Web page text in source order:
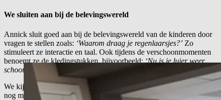
We sluiten aan bij de belevingswereld
Annick sluit goed aan bij de belevingswereld van de kinderen door
vragen te stellen zoals: ‘Waarom draag je regenlaarsjes?’ Zo
stimuleert ze interactie en taal. Ook tijdens de verschoonmomenten
benoemt ze de kledingstukken, bijvoorbeeld:‘Nu is je luier weer
schoon en doen we je broek weer aan.’
We kijken ernaar uit om de komende weken samen met de kinderen
nog meer te ontdekken over kleding, de seizoenen en het zelf doen.